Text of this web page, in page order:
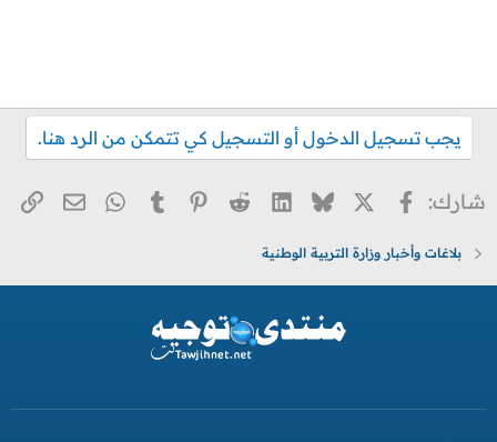
يجب تسجيل الدخول أو التسجيل كي تتمكن من الرد هنا.
شارك: فيسبوك
X
Bluesky
LinkedIn
Reddit
Pinterest
Tumblr
WhatsApp
البريد
بلاغات وأخبار وزارة التربية الوطنية